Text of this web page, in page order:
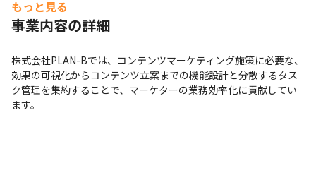
・ベストモチベーションカンパニーアワード2015年に1位
受賞、2018年3位受賞しています
プロジェクト管理
もっと見る
事業内容の詳細
株式会社PLAN-Bでは、コンテンツマーケティング施策に必要な、
効果の可視化からコンテンツ立案までの機能設計と分散するタス
ク管理を集約することで、マーケターの業務効率化に貢献してい
ます。